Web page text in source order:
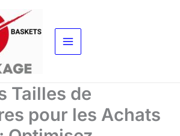
Tailles de
pour les Achats